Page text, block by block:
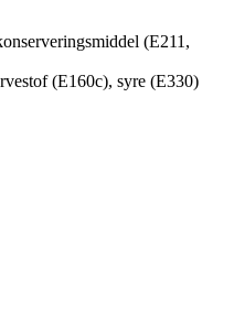
(E211,
(E160c), syre (E330)